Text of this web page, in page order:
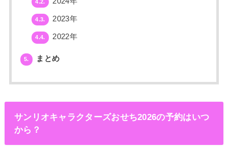
4.2.
4.3. 2023年
4.4. 2022年
5. まとめ
サンリオキャラクターズおせち2026の予約はいつ
から？